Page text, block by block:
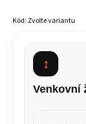
Kód: Zvolte variantu
↕
Venkovní